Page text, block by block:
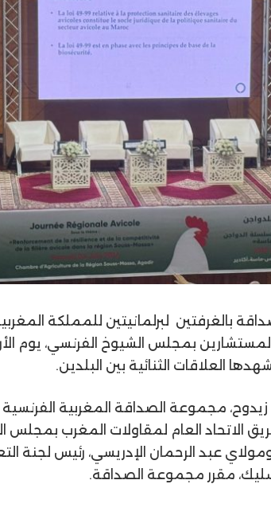
بالغرفتين لبرلمانيتين للمملكة
العلاقات الثنائية بين البلدين.
مجموعة الصداقة المغربية
الاتحاد العام لمقاولات المغرب بمجلس
مولاي عبد الرحمان الإدريسي، رئيس لجنة
، مقرر مجموعة الصداقة.